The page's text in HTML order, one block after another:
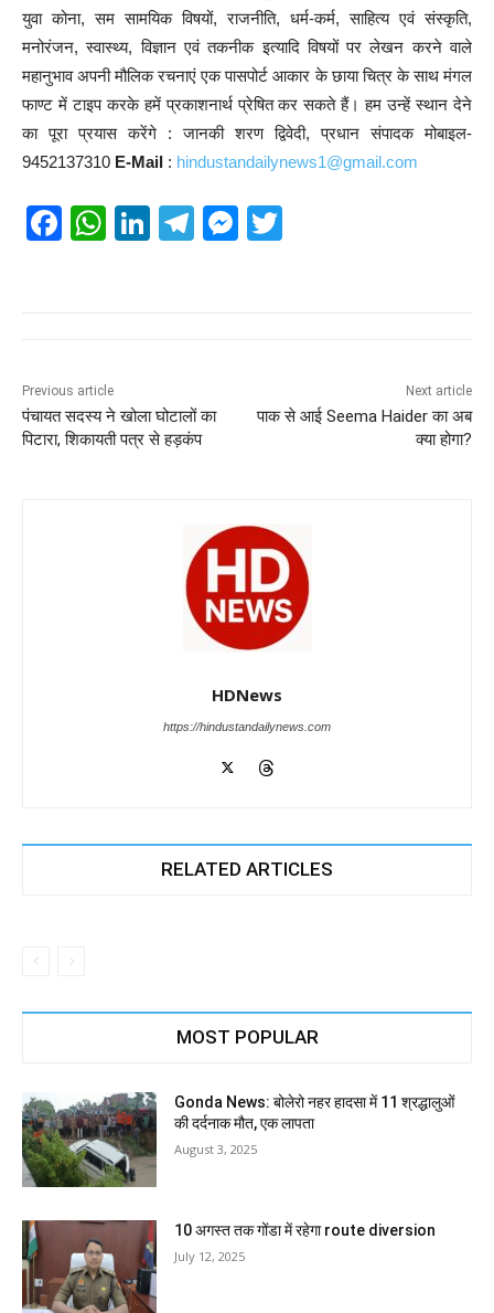
युवा कोना, सम सामयिक विषयों, राजनीति, धर्म-कर्म, साहित्य एवं संस्कृति,
मनोरंजन, स्वास्थ्य, विज्ञान एवं तकनीक इत्यादि विषयों पर लेखन करने वाले
महानुभाव अपनी मौलिक रचनाएं एक पासपोर्ट आकार के छाया चित्र के साथ मंगल
फाण्ट में टाइप करके हमें प्रकाशनार्थ प्रेषित कर सकते हैं। हम उन्हें स्थान देने
का पूरा प्रयास करेंगे : जानकी शरण द्विवेदी, प्रधान संपादक मोबाइल-
9452137310 E-Mail : hindustandailynews1@gmail.com
F
o
o
W
p
p
Li
n
T
m
M
er
Previous article
पंचायत सदस्य ने खोला घोटालों का
पिटारा, शिकायती पत्र से हड़कंप
Next article
पाक से आई Seema Haider का अब
क्या होगा?
HDNews
https://hindustandailynews.com
RELATED ARTICLES
MOST POPULAR
Gonda News: बोलेरो नहर हादसा में 11 श्रद्धालुओं
की दर्दनाक मौत, एक लापता
August 3, 2025
10 अगस्त तक गोंडा में रहेगा route diversion
July 12, 2025